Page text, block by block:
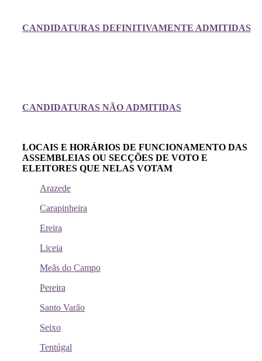
CANDIDATURAS DEFINITIVAMENTE ADMITIDAS
CANDIDATURAS NÃO ADMITIDAS
LOCAIS E HORÁRIOS DE FUNCIONAMENTO DAS
ASSEMBLEIAS OU SECÇÕES DE VOTO E
ELEITORES QUE NELAS VOTAM
Arazede
Carapinheira
Ereira
Liceia
Meãs do Campo
Pereira
Santo Varão
Seixo
Tentúgal